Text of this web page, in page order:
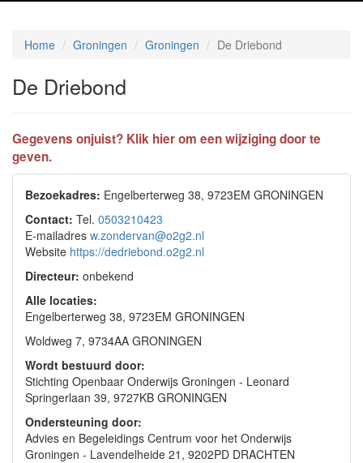
Home Groningen Groningen De Driebond
De Driebond
Gegevens onjuist? Klik hier om een wijziging door te
geven.
Bezoekadres: Engelberterweg 38, 9723EM GRONINGEN
Contact: Tel. 0503210423
E-mailadres w.zondervan@o2g2.nl
Website https://dedriebond.o2g2.nl
Directeur: onbekend
Alle locaties:
Engelberterweg 38, 9723EM GRONINGEN
Woldweg 7, 9734AA GRONINGEN
Wordt bestuurd door:
Stichting Openbaar Onderwijs Groningen - Leonard
Springerlaan 39, 9727KB GRONINGEN
Ondersteuning door:
Advies en Begeleidings Centrum voor het Onderwijs
Groningen - Lavendelheide 21, 9202PD DRACHTEN